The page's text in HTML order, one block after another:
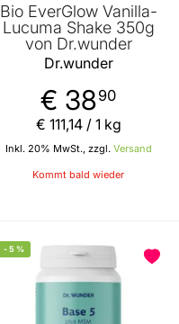
Bio EverGlow Vanilla-
Lucuma Shake 350g
von Dr.wunder
Dr.wunder
€ 3890
Inkl. 20% MwSt., zzgl. Versand
€ 111,14/ 1 kg
Kommt bald wieder
-5 %